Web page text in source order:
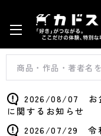
2026/08/07 お
に関するお知らせ
2026/07/29 令